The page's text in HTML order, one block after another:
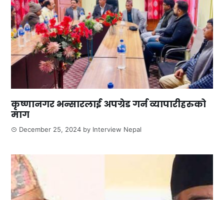
कृष्णानगर भन्सारलाई अपग्रेड गर्न व्यापारीहरुको
माग
December 25, 2024 by Interview Nepal